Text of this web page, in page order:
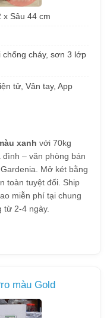
x Sâu 44 cm
chống cháy, sơn 3 lớp
tử, Vân tay, App
xanh với 70kg
– văn phòng bán
Mở két bằng
toàn tuyệt đối. Ship
miễn phí tại chung
từ 2-4 ngày.
màu Gold